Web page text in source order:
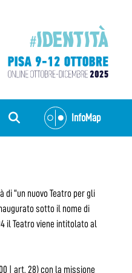
InfoMap
di “un nuovo Teatro per gli
sotto il nome di
il Teatro viene intitolato al
| art. 28) con la missione